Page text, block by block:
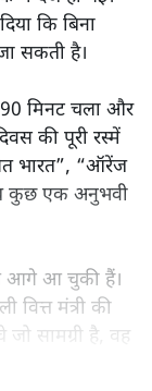
दिखता है,
पढ़िए।
में दर्ज हो गईं।
कि बिना
सकती है।